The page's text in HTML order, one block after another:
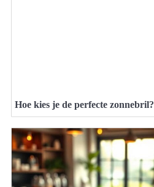
Hoe kies je de perfecte zonnebril?